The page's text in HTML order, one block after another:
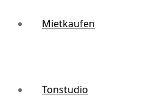
Mietkaufen
Tonstudio